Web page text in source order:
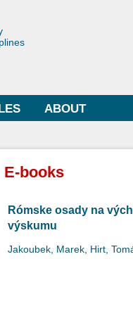
ABOUT
E-books
Rómske osady na
výskumu
Jakoubek, Marek Hirt,